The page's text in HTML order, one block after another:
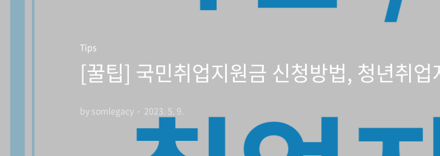
Tips
[꿀팁] 국민취업지원금 신청방법, 청년취
by somlegacy 2023. 5. 9.